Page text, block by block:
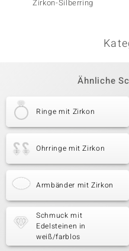
Zirkon-Silberring
Ähnliche
Ringe mit Zirkon
Ohrringe mit Zirkon
Armbänder mit Zirkon
Schmuck mit
Edelsteinen in
weiß/farblos